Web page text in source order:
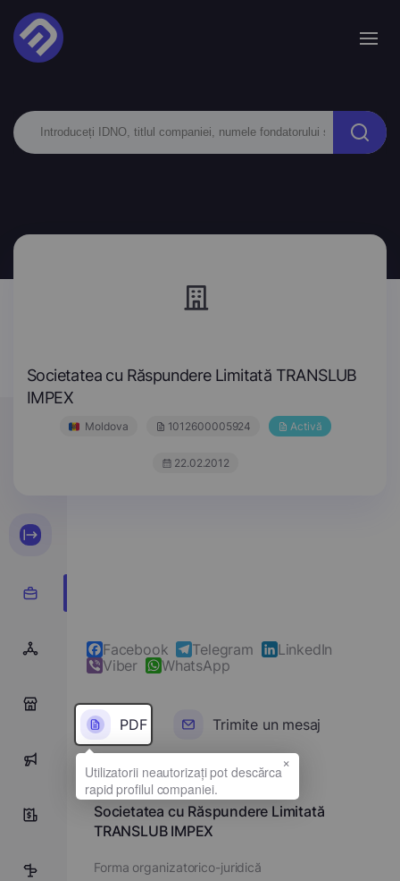
Societatea cu Răspundere Limitată TRANSLUB
IMPEX
Moldova 1012600005924 Activă
22.02.2012
10
13
Facebook Telegram
LinkedIn
Viber
WhatsApp
PDF Trimite un mesaj
Denumirea completă
Societatea cu Răspundere Limitată
TRANSLUB IMPEX
Forma organizatorico-juridică
×